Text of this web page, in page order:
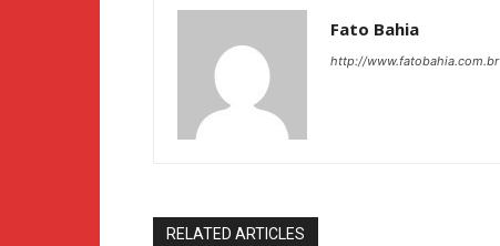
Fato Bahia
http://www.fatobahia.com.br
RELATED ARTICLES